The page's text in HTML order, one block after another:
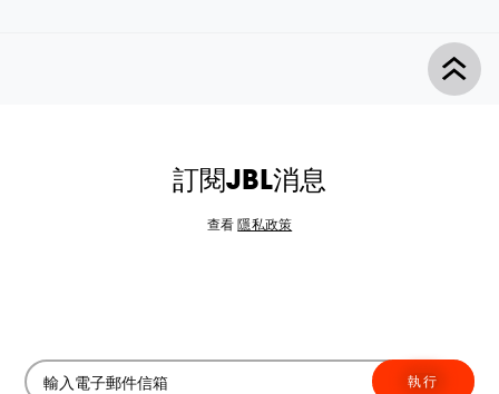
訂閱JBL消息
查看隱私政策
執行